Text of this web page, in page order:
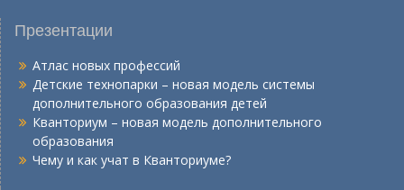
Презентации
Атлас новых профессий
Детские технопарки – новая модель системы
дополнительного образования детей
Кванториум – новая модель дополнительного
образования
Чему и как учат в Кванториуме?